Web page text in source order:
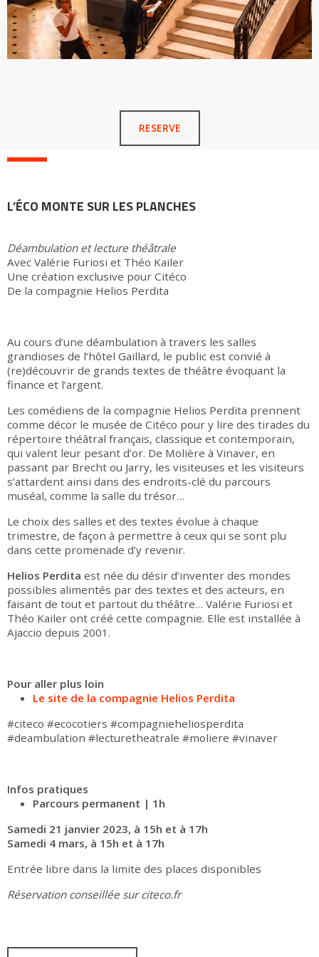
RESERVE
L’ÉCO MONTE SUR LES PLANCHES
Déambulation et lecture théâtrale
Avec Valérie Furiosi et Théo Kailer
Une création exclusive pour Citéco
De la compagnie Helios Perdita
Au cours d’une déambulation à travers les salles
grandioses de l’hôtel Gaillard, le public est convié à
(re)découvrir de grands textes de théâtre évoquant la
finance et l’argent.
Les comédiens de la compagnie Helios Perdita prennent
comme décor le musée de Citéco pour y lire des tirades du
répertoire théâtral français, classique et contemporain,
qui valent leur pesant d’or. De Molière à Vinaver, en
passant par Brecht ou Jarry, les visiteuses et les visiteurs
s’attardent ainsi dans des endroits-clé du parcours
muséal, comme la salle du trésor…
Le choix des salles et des textes évolue à chaque
trimestre, de façon à permettre à ceux qui se sont plu
dans cette promenade d’y revenir.
Helios Perdita est née du désir d’inventer des mondes
possibles alimentés par des textes et des acteurs, en
faisant de tout et partout du théâtre… Valérie Furiosi et
Théo Kailer ont créé cette compagnie. Elle est installée à
Ajaccio depuis 2001.
Pour aller plus loin
Le site de la compagnie Helios Perdita
#citeco #ecocotiers #compagnieheliosperdita
#deambulation #lecturetheatrale #moliere #vinaver
Infos pratiques
Parcours permanent | 1h
Samedi 21 janvier 2023, à 15h et à 17h
Samedi 4 mars, à 15h et à 17h
Entrée libre dans la limite des places disponibles
Réservation conseillée sur citeco.fr